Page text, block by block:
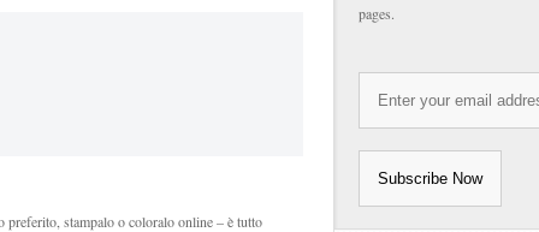
stampalo o coloralo online – è tutto
pages.